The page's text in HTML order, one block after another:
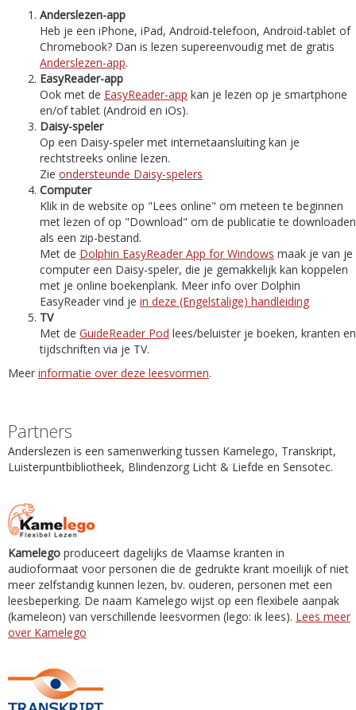
Anderslezen-app
Heb je een iPhone, iPad, Android-telefoon, Android-tablet of
Chromebook? Dan is lezen supereenvoudig met de gratis
Anderslezen-app.
EasyReader-app
Ook met de EasyReader-app kan je lezen op je smartphone
en/of tablet (Android en iOs).
Daisy-speler
Op een Daisy-speler met internetaansluiting kan je
rechtstreeks online lezen.
Zie ondersteunde Daisy-spelers
Computer
Klik in de website op "Lees online" om meteen te beginnen
met lezen of op "Download" om de publicatie te downloaden
als een zip-bestand.
Met de Dolphin EasyReader App for Windows maak je van je
computer een Daisy-speler, die je gemakkelijk kan koppelen
met je online boekenplank. Meer info over Dolphin
EasyReader vind je in deze (Engelstalige) handleiding
TV
Met de GuideReader Pod lees/beluister je boeken, kranten en
tijdschriften via je TV.
Meer informatie over deze leesvormen.
Partners
Anderslezen is een samenwerking tussen Kamelego, Transkript,
Luisterpuntbibliotheek, Blindenzorg Licht & Liefde en Sensotec.
Kamelego produceert dagelijks de Vlaamse kranten in
audioformaat voor personen die de gedrukte krant moeilijk of niet
meer zelfstandig kunnen lezen, bv. ouderen, personen met een
leesbeperking. De naam Kamelego wijst op een flexibele aanpak
(kameleon) van verschillende leesvormen (lego: ik lees). Lees meer
over Kamelego